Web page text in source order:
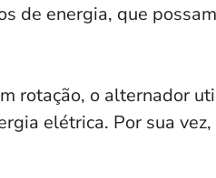
de energia, que
rotação, o alternador
elétrica. Por sua